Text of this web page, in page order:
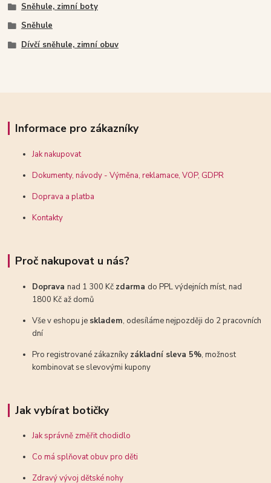
Sněhule, zimní boty
Sněhule
Dívčí sněhule, zimní obuv
Informace pro zákazníky
Jak nakupovat
Dokumenty, návody - Výměna, reklamace, VOP, GDPR
Doprava a platba
Kontakty
Proč nakupovat u nás?
Dopravanad 1 300 Kč zdarma do PPL výdejních míst, nad
1800 Kč až domů
Vše v eshopu je skladem, odesíláme nejpozději do 2 pracovních
dní
Pro registrované zákazníky základní sleva 5%, možnost
kombinovat se slevovými kupony
Jak vybírat botičky
Jak správně změřit chodidlo
Co má splňovat obuv pro děti
Zdravý vývoj dětské nohy